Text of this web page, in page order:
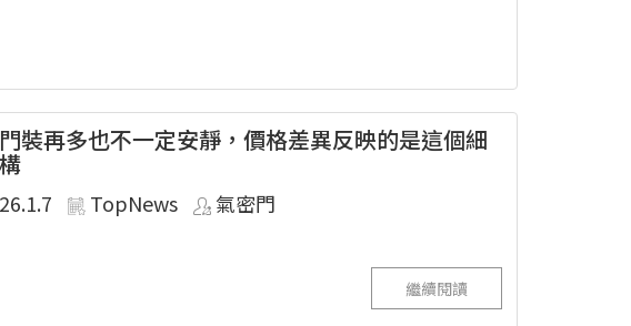
裝再多也不一定安靜，價格差異反映的是這個細
TopNews
氣密門
繼續閱讀